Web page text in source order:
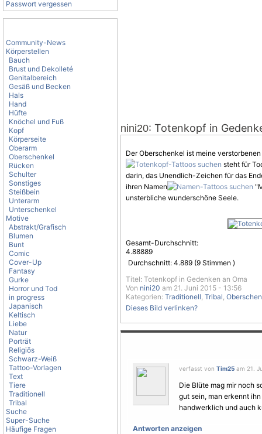
Passwort vergessen
Community-News
Körperstellen
Bauch
Brust und Dekolleté
Genitalbereich
Gesäß und Becken
Hals
Hand
Hüfte
Knöchel und Fuß
Kopf
Körperseite
Oberarm
Oberschenkel
Rücken
Schulter
Sonstiges
Steißbein
Unterarm
Unterschenkel
Motive
Abstrakt/Grafisch
Blumen
Bunt
Comic
Cover-Up
Fantasy
Gurke
Horror und Tod
in progress
Japanisch
Keltisch
Liebe
Natur
Porträt
Religiös
Schwarz-Weiß
Tattoo-Vorlagen
Text
Tiere
Traditionell
Tribal
Suche
Super-Suche
Häufige Fragen
nini20: Totenkopf in
Der Oberschenkel ist meine
steht für
darin, das Unendlich-Zeichen für das
ihren Namen
unsterbliche wunderschöne Seele.
Gesamt-Durchschnitt:
4.88889
Durchschnitt: 4.889 (9 Stimmen )
Titel: Totenkopf in Gedenken an Oma
Von nini20 am 21. Juni 2015 - 13:56
Kategorien: Traditionell, Tribal,
Dieses Bild verlinken?
verfasst von Tim25 am 21.
Die Blüte mag mir noch
gut sein, man erkennt
handwerklich und auch
Antworten anzeigen